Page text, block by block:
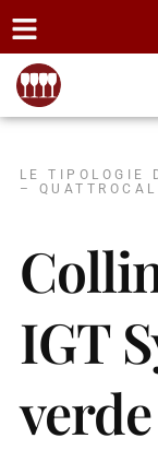
LE TIPOLOGIE
–
IGT
verde